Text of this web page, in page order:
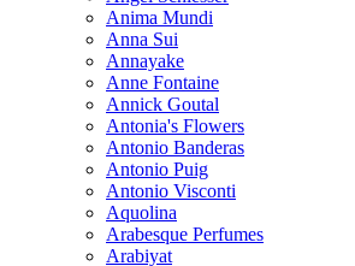
Anima Mundi
Anna Sui
Annayake
Anne Fontaine
Annick Goutal
Antonia's Flowers
Antonio Banderas
Antonio Puig
Antonio Visconti
Aquolina
Arabesque Perfumes
Arabiyat